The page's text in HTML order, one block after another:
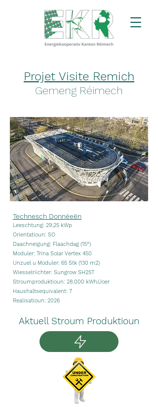
Projet Visite Remich
Gemeng Réimech
Technesch Donnéeën
Leeschtung: 29,25 kWp
Orientatioun: SO
Daachneigung: Flaachdag (15°)
Moduler: Trina Solar Vertex 450
Unzuel u Moduler: 65 Stk (130 m2)
Wiesselriichter: Sungrow SH25T
Stroumproduktioun: 28.000 kWh/Joer
Haushaltsequivalent: 7
Realisatioun: 2026
Aktuell Stroum Produktioun